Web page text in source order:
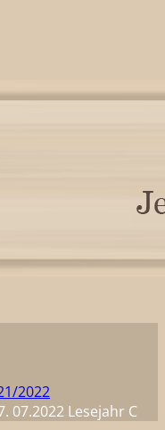
2022
07.2022 Lesejahr C